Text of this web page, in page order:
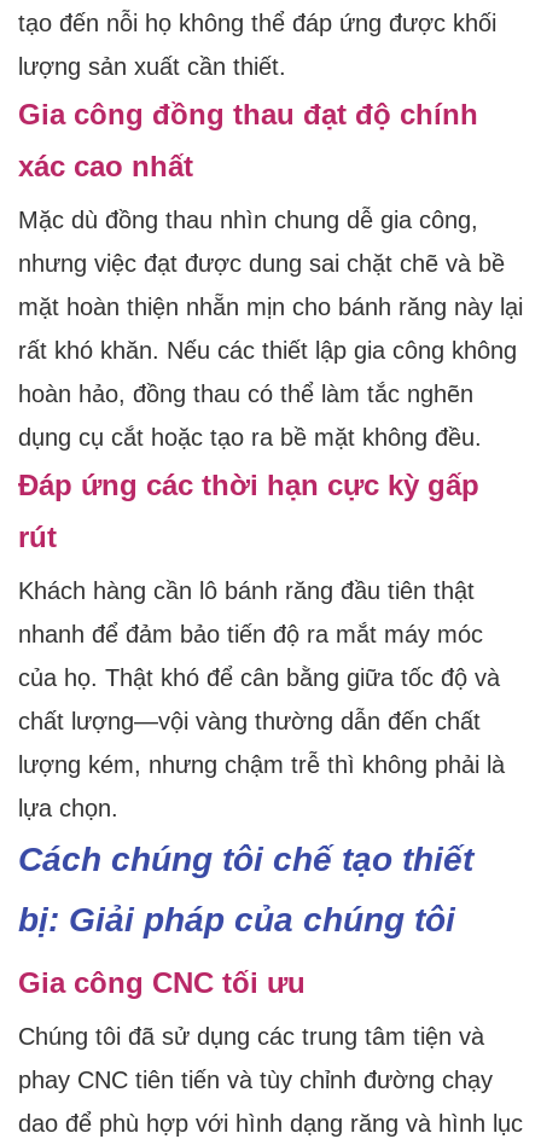
tạo đến nỗi họ không thể đáp ứng được khối
lượng sản xuất cần thiết.
Gia công đồng thau đạt độ chính
xác cao nhất
Mặc dù đồng thau nhìn chung dễ gia công,
nhưng việc đạt được dung sai chặt chẽ và bề
mặt hoàn thiện nhẵn mịn cho bánh răng này lại
rất khó khăn. Nếu các thiết lập gia công không
hoàn hảo, đồng thau có thể làm tắc nghẽn
dụng cụ cắt hoặc tạo ra bề mặt không đều.
Đáp ứng các thời hạn cực kỳ gấp
rút
Khách hàng cần lô bánh răng đầu tiên thật
nhanh để đảm bảo tiến độ ra mắt máy móc
của họ. Thật khó để cân bằng giữa tốc độ và
chất lượng—vội vàng thường dẫn đến chất
lượng kém, nhưng chậm trễ thì không phải là
lựa chọn.
Cách chúng tôi chế tạo thiết
bị: Giải pháp của chúng tôi
Gia công CNC tối ưu
Chúng tôi đã sử dụng các trung tâm tiện và
phay CNC tiên tiến và tùy chỉnh đường chạy
dao để phù hợp với hình dạng răng và hình lục